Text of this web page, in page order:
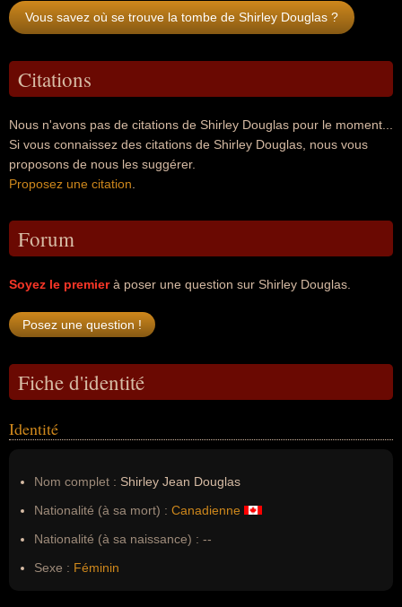
Vous savez où se trouve la tombe de Shirley Douglas ?
Citations
Nous n'avons pas de citations de Shirley Douglas pour le moment...
Si vous connaissez des citations de Shirley Douglas, nous vous
proposons de nous les suggérer.
Proposez une citation
Forum
Soyez le premierà poser une question sur Shirley Douglas.
Fiche d'identité
Identité
Nom complet : Shirley Jean Douglas
Nationalité (à sa mort) : Canadienne
Nationalité (à sa naissance) : --
Sexe : Féminin